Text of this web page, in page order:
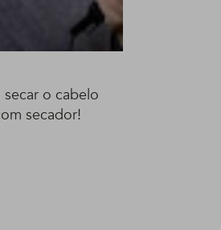
secar o cabelo
secador!